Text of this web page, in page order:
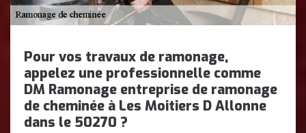
Pour vos travaux de ramonage,
appelez une professionnelle comme
DM Ramonage entreprise de ramonage
de cheminée à Les Moitiers D Allonne
dans le 50270 ?